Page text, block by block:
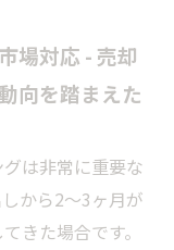
場対応 - 売却
向を踏まえた
は非常に重要な
から2〜3ヶ月が
きた場合です。